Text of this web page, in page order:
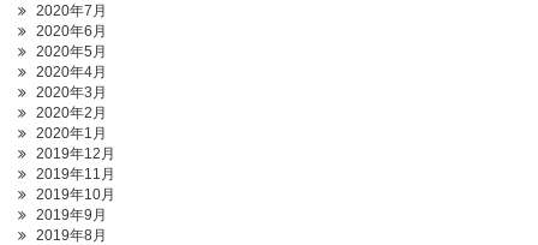
2020年7月
2020年6月
2020年5月
2020年4月
2020年3月
2020年2月
2020年1月
2019年12月
2019年11月
2019年10月
2019年9月
2019年8月